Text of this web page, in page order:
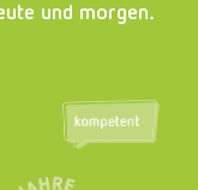
und morgen.